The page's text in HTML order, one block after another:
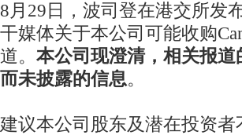
8月29日，波司登在港交所发
干媒体关于本公司可能收购
道。 本公司现澄清，相关报
而未披露的信息。
建议本公司股东及潜在投资